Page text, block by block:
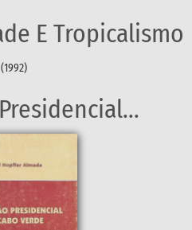
E Tropicalismo
(1992)